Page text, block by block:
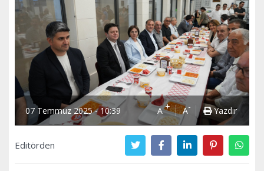
07 Temmuz 2025 - 10:39 A+ A- Yazdır
Editörden